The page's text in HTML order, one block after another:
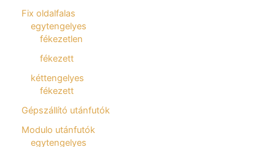
Fix oldalfalas
egytengelyes
fékezetlen
fékezett
kéttengelyes
fékezett
Gépszállító utánfutók
Modulo utánfutók
egytengelyes